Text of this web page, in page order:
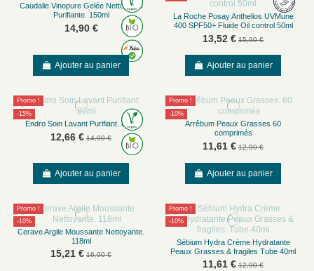
Caudalie Vinopure Gelée Nettoyante
Purifiante. 150ml
14,90 €
Ajouter au panier
La Roche Posay Anthelios UVMune
400 SPF50+ Fluide Oil control 50ml
13,52 € 15,90 €
Ajouter au panier
Promo !
-15%
Endro Soin Lavant Purifiant. 80ml
12,66 € 14,90 €
Ajouter au panier
Promo !
-10%
Arrêbum Peaux Grasses 60
comprimés
11,61 € 12,90 €
Ajouter au panier
Promo !
-10%
Cerave Argile Moussante Nettoyante.
118ml
15,21 € 16,90 €
Promo !
-10%
Sébium Hydra Crème Hydratante
Peaux Grasses & fragiles Tube 40ml
11,61 € 12,90 €